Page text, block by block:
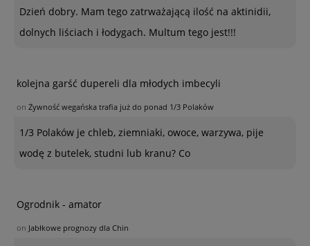
Dzień dobry. Mam tego zatrważającą ilość na aktinidii,
dolnych liściach i łodygach. Multum tego jest!!!
kolejna garść dupereli dla młodych imbecyli
on Żywność wegańska trafia już do ponad 1/3 Polaków
1/3 Polaków je chleb, ziemniaki, owoce, warzywa, pije
wodę z butelek, studni lub kranu? Co
Ogrodnik - amator
on Jabłkowe prognozy dla Chin